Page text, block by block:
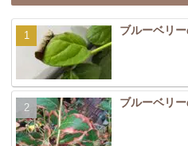
ブルーベリ
ブルーベリ